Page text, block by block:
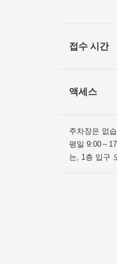
접수 시간
액세스
주차장은 없
평일 9:00～
는, 1층 입구